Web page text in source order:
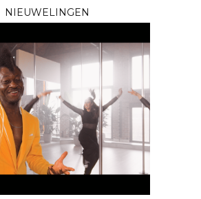
NIEUWELINGEN